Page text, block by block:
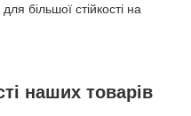
більшої стійкості на
наших товарів